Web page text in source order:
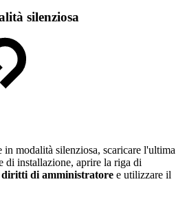
silenziosa
in modalità silenziosa, scaricare l'ultima
di installazione, aprire la riga di
diritti di amministratore e utilizzare il